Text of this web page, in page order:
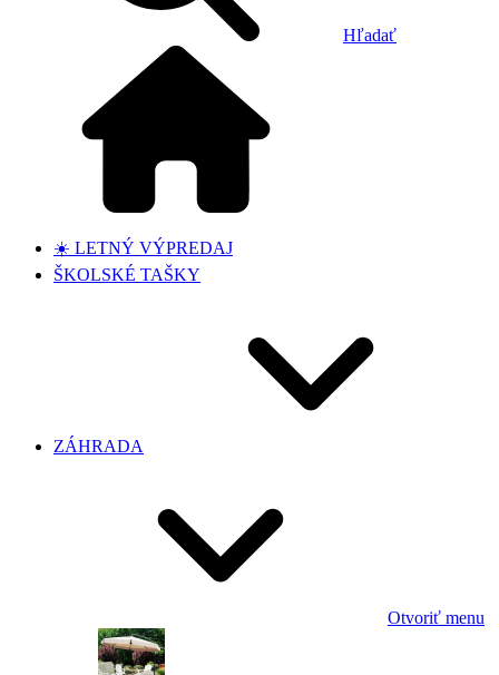
Hľadať
☀️ LETNÝ VÝPREDAJ
ŠKOLSKÉ TAŠKY
ZÁHRADA
Otvoriť menu